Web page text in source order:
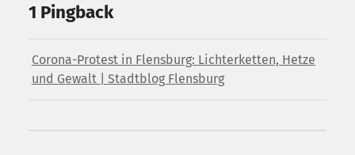
1 Pingback
Corona-Protest in Flensburg: Lichterketten, Hetze
und Gewalt | Stadtblog Flensburg